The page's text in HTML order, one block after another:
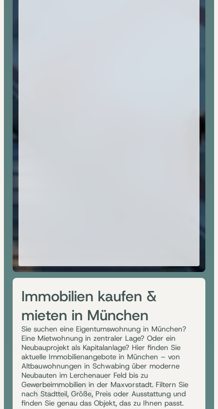
Immobilien kaufen &
mieten in München
Sie suchen eine Eigentumswohnung in München?
Eine Mietwohnung in zentraler Lage? Oder ein
Neubauprojekt als Kapitalanlage? Hier finden Sie
aktuelle Immobilienangebote in München – von
Altbauwohnungen in Schwabing über moderne
Neubauten im Lerchenauer Feld bis zu
Gewerbeimmobilien in der Maxvorstadt. Filtern Sie
nach Stadtteil, Größe, Preis oder Ausstattung und
finden Sie genau das Objekt, das zu Ihnen passt.